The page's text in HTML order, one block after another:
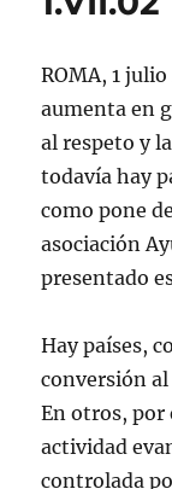
ROMA, 1
aumenta en
al respeto y
todavía hay
como pone
asociación
presentado
Hay países,
conversión
En otros, por
actividad
controlada